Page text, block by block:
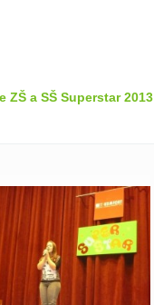
ZŠ a SŠ Superstar 2013